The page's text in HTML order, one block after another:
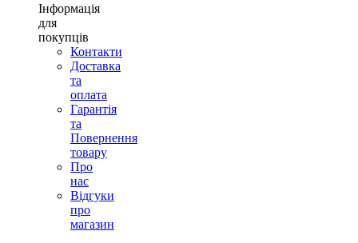
Інформація
для
покупців
Контакти
Доставка
та
оплата
Гарантія
та
Повернення
товару
Про
нас
Відгуки
про
магазин